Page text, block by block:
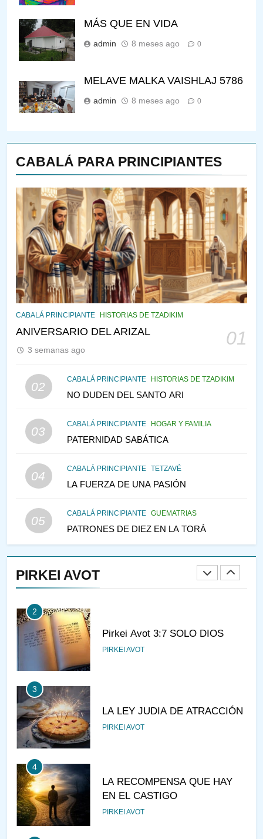
CABALÁ PARA PRINCIPIANTES
CABALÁ PRINCIPIANTE HISTORIAS DE TZADIKIM
ANIVERSARIO DEL ARIZAL 01
3 semanas ago
02
CABALÁ PRINCIPIANTE HISTORIAS DE TZADIKIM
NO DUDEN DEL SANTO ARI
03
CABALÁ PRINCIPIANTE HOGAR Y FAMILIA
PATERNIDAD SABÁTICA
04
CABALÁ PRINCIPIANTE TETZAVÉ
LA FUERZA DE UNA PASIÓN
05
CABALÁ PRINCIPIANTE GUEMATRIAS
PATRONES DE DIEZ EN LA TORÁ
PIRKEI AVOT
143
¿QUIÉN ES SABIO? EL QUE
VE LO QUE VA A NACER
PENSAMIENTO JUDÍO PIRKEI AVOT
144
CABALÁ Y JASIDUT: EL
CONSEJO DE LOS PADRES
145
TEMPLO Y LA ALEGRÍA EN
VEAMOS ¿POR QUÉ
IEHOSHÚA? Y LA QUEJA DE
1
CONVERSAR CON LA MUJER
A LA LUZ DEL JUDAÍSMO
AMOR, PAREJA Y MATRIMONIO
2
Pirkei Avot 3:7 SOLO DIOS
PIRKEI AVOT
3
LA LEY JUDIA DE ATRACCIÓN
PIRKEI AVOT
4
LA RECOMPENSA QUE HAY
EN EL CASTIGO
PIRKEI AVOT
MÁS QUE EN VIDA
admin 8 meses ago 0
MELAVE MALKA VAISHLAJ 5786
admin 8 meses ago 0